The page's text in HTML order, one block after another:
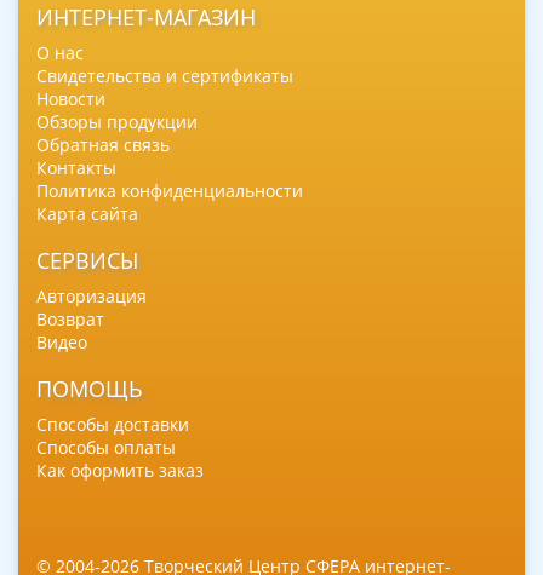
ИНТЕРНЕТ-МАГАЗИН
О нас
Свидетельства и сертификаты
Новости
Обзоры продукции
Обратная связь
Контакты
Политика конфиденциальности
Карта сайта
СЕРВИСЫ
Авторизация
Возврат
Видео
ПОМОЩЬ
Способы доставки
Способы оплаты
Как оформить заказ
© 2004-2026 Творческий Центр СФЕРА интернет-